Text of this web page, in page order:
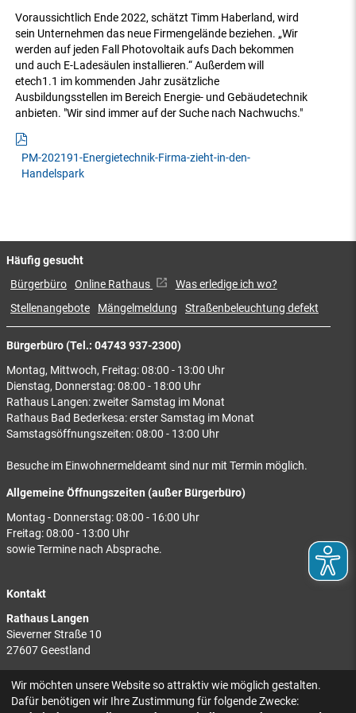
Voraussichtlich Ende 2022, schätzt Timm Haberland, wird
sein Unternehmen das neue Firmengelände beziehen. „Wir
werden auf jeden Fall Photovoltaik aufs Dach bekommen
und auch E-Ladesäulen installieren.“ Außerdem will
etech1.1 im kommenden Jahr zusätzliche
Ausbildungsstellen im Bereich Energie- und Gebäudetechnik
anbieten. "Wir sind immer auf der Suche nach Nachwuchs."
PM-202191-Energietechnik-Firma-zieht-in-den-
Handelspark
Bürgerbüro (Tel.: 04743 937-2300)
Montag, Mittwoch, Freitag: 08:00 - 13:00 Uhr
Dienstag, Donnerstag: 08:00 - 18:00 Uhr
Rathaus Langen: zweiter Samstag im Monat
Rathaus Bad Bederkesa: erster Samstag im Monat
Samstagsöffnungszeiten: 08:00 - 13:00 Uhr
Besuche im Einwohnermeldeamt sind nur mit Termin möglich.
Allgemeine Öffnungszeiten (außer Bürgerbüro)
Montag - Donnerstag: 08:00 - 16:00 Uhr
Freitag: 08:00 - 13:00 Uhr
sowie Termine nach Absprache.
Kontakt
Rathaus Langen
Sieverner Straße 10
27607 Geestland
Rathaus Bad Bederkesa
Am Markt 8
Häufig gesucht
Bürgerbüro Online Rathaus
Was erledige ich wo?
Stellenangebote
Mängelmeldung Straßenbeleuchtung defekt
Wir möchten unsere Website so attraktiv wie möglich gestalten.
Dafür benötigen wir Ihre Zustimmung für folgende Zwecke: